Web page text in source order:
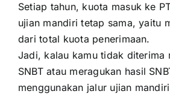
Setiap tahun, kuota masuk ke
ujian mandiri tetap sama, yaitu
dari total kuota penerimaan.
Jadi, kalau kamu tidak diterima
SNBT atau meragukan hasil
menggunakan jalur ujian